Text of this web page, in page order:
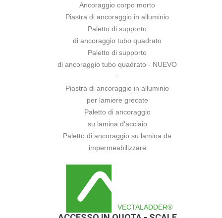
Ancoraggio corpo morto
Piastra di ancoraggio in alluminio
Paletto di supporto
di ancoraggio tubo quadrato
Paletto di supporto
di ancoraggio tubo quadrato - NUEVO
-
Piastra di ancoraggio in alluminio
per lamiere grecate
Paletto di ancoraggio
su lamina d'acciaio
Paletto di ancoraggio su lamina da
impermeabilizzare
VECTALADDER®